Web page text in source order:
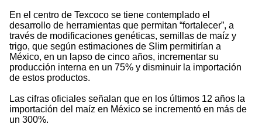
En el centro de Texcoco se tiene contemplado el
desarrollo de herramientas que permitan “fortalecer”, a
través de modificaciones genéticas, semillas de maíz y
trigo, que según estimaciones de Slim permitirían a
México, en un lapso de cinco años, incrementar su
producción interna en un 75% y disminuir la importación
de estos productos.
Las cifras oficiales señalan que en los últimos 12 años la
importación del maíz en México se incrementó en más de
un 300%.